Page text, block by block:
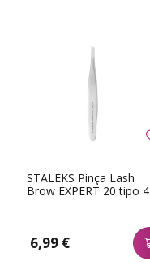
STALEKS Pinça Lash
Brow EXPERT 20 tipo 4
6,99 €